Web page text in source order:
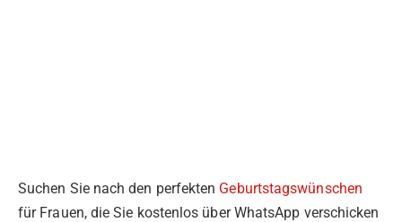
Suchen Sie nach den perfekten Geburtstagswünschen
für Frauen, die Sie kostenlos über WhatsApp verschicken